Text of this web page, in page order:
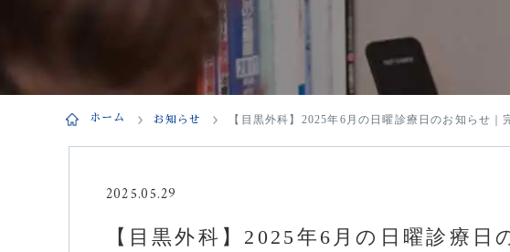
ホーム お知らせ 【目黒外科】2025年6月の日曜診療日のお知らせ｜
2025.05.29
【目黒外科】2025年6月の日曜診療日